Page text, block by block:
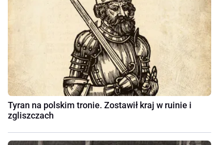
Tyran na polskim tronie. Zostawił kraj w ruinie i
zgliszczach